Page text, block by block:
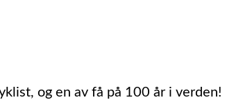
og en av få på 100 år i verden!